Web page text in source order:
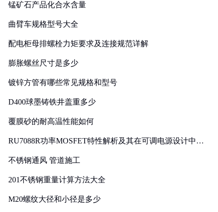
锰矿石产品化合水含量
曲臂车规格型号大全
配电柜母排螺栓力矩要求及连接规范详解
膨胀螺丝尺寸是多少
镀锌方管有哪些常见规格和型号
D400球墨铸铁井盖重多少
覆膜砂的耐高温性能如何
RU7088R功率MOSFET特性解析及其在可调电源设计中的
不锈钢通风 管道施工
201不锈钢重量计算方法大全
M20螺纹大径和小径是多少